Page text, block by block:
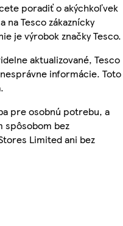
poradiť o akýchkoľvek
na Tesco zákaznícky
je výrobok značky Tesco.
aktualizované, Tesco
informácie. Toto
pre osobnú potrebu, a
spôsobom bez
Limited ani bez